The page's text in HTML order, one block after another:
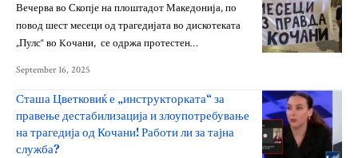
Вечерва во Скопје на плоштадот Македонија, по
повод шест месеци од трагедијата во дискотеката
„Пулс“ во Kочани, се одржа протестен…
September 16, 2025
Сташа Цветковиќ е „инструкторката“ за
правење дестабилизација и злоупотребување
на трагедија од Кочани! Работи ли за тајна
служба?